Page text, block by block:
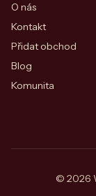
O nás
Kontakt
Přidat obchod
Blog
Komunita
© 2026